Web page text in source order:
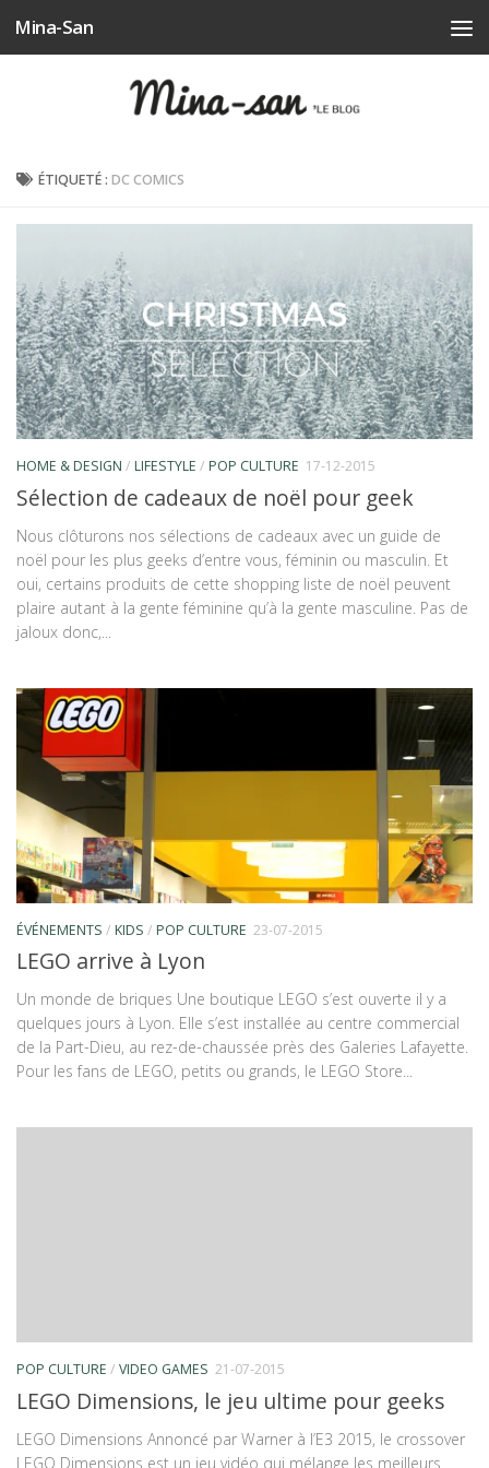
Skip to content
Mina-San
ÉTIQUETÉ :DC COMICS
HOME & DESIGN / LIFESTYLE / POP CULTURE 17-12-2015
Sélection de cadeaux de noël pour geek
Nous clôturons nos sélections de cadeaux avec un guide de
noël pour les plus geeks d’entre vous, féminin ou masculin. Et
oui, certains produits de cette shopping liste de noël peuvent
plaire autant à la gente féminine qu’à la gente masculine. Pas de
jaloux donc,...
ÉVÉNEMENTS / KIDS / POP CULTURE 23-07-2015
LEGO arrive à Lyon
Un monde de briques Une boutique LEGO s’est ouverte il y a
quelques jours à Lyon. Elle s’est installée au centre commercial
de la Part-Dieu, au rez-de-chaussée près des Galeries Lafayette.
Pour les fans de LEGO, petits ou grands, le LEGO Store...
POP CULTURE / VIDEO GAMES 21-07-2015
LEGO Dimensions, le jeu ultime pour geeks
LEGO Dimensions Annoncé par Warner à l’E3 2015, le crossover
LEGO Dimensions est un jeu vidéo qui mélange les meilleurs